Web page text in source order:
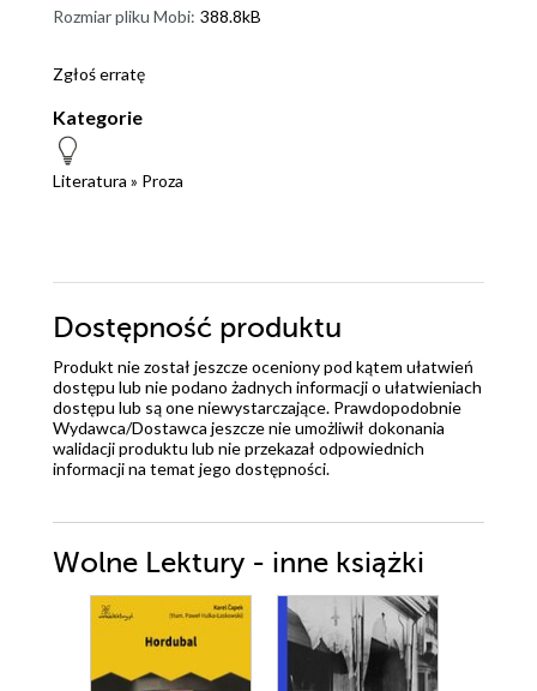
Rozmiar pliku Mobi: 388.8kB
Zgłoś erratę
Kategorie
Literatura » Proza
Dostępność produktu
Produkt nie został jeszcze oceniony pod kątem ułatwień
dostępu lub nie podano żadnych informacji o ułatwieniach
dostępu lub są one niewystarczające. Prawdopodobnie
Wydawca/Dostawca jeszcze nie umożliwił dokonania
walidacji produktu lub nie przekazał odpowiednich
informacji na temat jego dostępności.
Wolne Lektury - inne książki